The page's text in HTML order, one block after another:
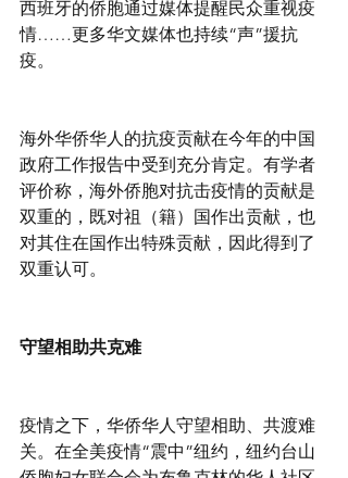
西班牙的侨胞通过媒体提醒民众重视疫
情……更多华文媒体也持续“声”援抗
疫。
海外华侨华人的抗疫贡献在今年的中国
政府工作报告中受到充分肯定。有学者
评价称，海外侨胞对抗击疫情的贡献是
双重的，既对祖（籍）国作出贡献，也
对其住在国作出特殊贡献，因此得到了
双重认可。
守望相助共克难
疫情之下，华侨华人守望相助、共渡难
关。在全美疫情“震中”纽约，纽约台山